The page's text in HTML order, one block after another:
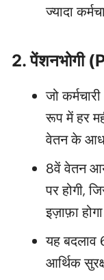
ज्यादा
2. पेंशनभोगी
जो
रूप में हर
वेतन के
8वें वेतन
पर होगी,
इज़ाफ़ा
यह बदलाव
आर्थिक